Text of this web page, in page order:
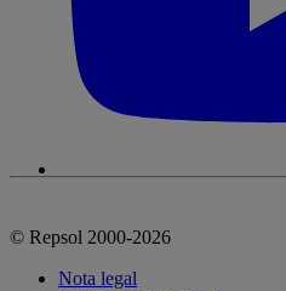
© Repsol 2000-2026
Nota legal